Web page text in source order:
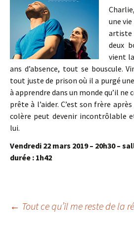
une vie
artiste
deux
vient
ans d’absence, tout se bouscule.
tout juste de prison où il a purgé
à apprendre dans un monde qu’il
prête à l’aider. C’est son frère
colère peut devenir incontrôlable
lui.
Vendredi 22 mars 2019 – 20h30 –
durée : 1h42
Navigation
← Tout ce qu’il me reste de la